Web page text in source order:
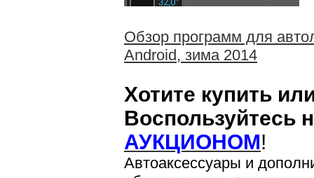
Обзор программ для
Android, зима 2014
Хотите купить
Воспользуйтесь
АУКЦИОНОМ!
Автоаксессуары и